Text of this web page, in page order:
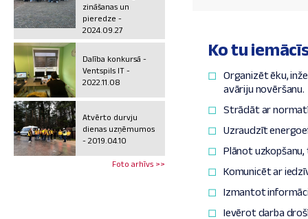
zināšanas un
pieredze -
2024.09.27
Dalība konkursā -
Ventspils IT -
2022.11.08
Atvērto durvju
dienas uzņēmumos
- 2019.04.10
Foto arhīvs >>
Ko tu
Organizēt ēku,
avāriju novēršanu.
Strādāt ar
Uzraudzīt
Plānot
Komunicēt ar
Izmantot
Ievērot darba